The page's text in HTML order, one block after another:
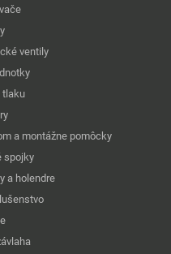
ventily
tlaku
a montážne pomôcky
spojky
a holendre